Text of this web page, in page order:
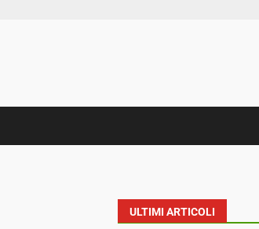
ULTIMI ARTICOLI